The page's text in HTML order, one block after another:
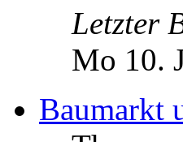
Letzter
Mo 10.
Baumarkt